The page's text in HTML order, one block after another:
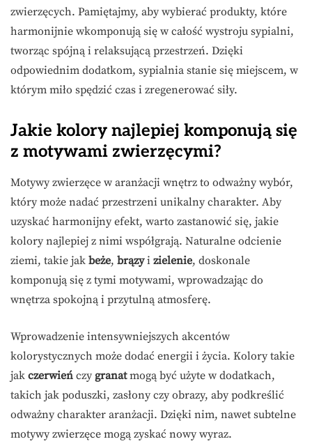
zwierzęcych. Pamiętajmy, aby wybierać produkty, które
harmonijnie wkomponują się w całość wystroju sypialni,
tworząc spójną i relaksującą przestrzeń. Dzięki
odpowiednim dodatkom, sypialnia stanie się miejscem, w
którym miło spędzić czas i zregenerować siły.
Jakie kolory najlepiej komponują się
z motywami zwierzęcymi?
Motywy zwierzęce w aranżacji wnętrz to odważny wybór,
który może nadać przestrzeni unikalny charakter. Aby
uzyskać harmonijny efekt, warto zastanowić się, jakie
kolory najlepiej z nimi współgrają. Naturalne odcienie
ziemi, takie jak beże, brązyi zielenie, doskonale
komponują się z tymi motywami, wprowadzając do
wnętrza spokojną i przytulną atmosferę.
Wprowadzenie intensywniejszych akcentów
kolorystycznych może dodać energii i życia. Kolory takie
jak czerwień czy granatmogą być użyte w dodatkach,
takich jak poduszki, zasłony czy obrazy, aby podkreślić
odważny charakter aranżacji. Dzięki nim, nawet subtelne
motywy zwierzęce mogą zyskać nowy wyraz.